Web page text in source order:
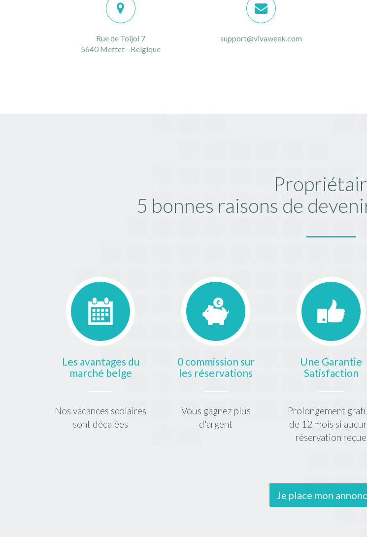
Rue de Toijol 7
5640 Mettet - Belgique
support@vivaweek.com
5 bonnes raisons de
Les avantages du
marché belge
Nos vacances scolaires
sont décalées
0 commission sur
les réservations
Vous gagnez plus
d'argent
Une Garantie
Satisfaction
Prolongement
de 12 mois si
réservation reçue
Je place mon